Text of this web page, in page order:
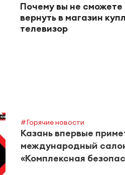
Почему вы не сможете
вернуть в магазин
телевизор
#Горячие новости
Казань впервые
международный
«Комплексная